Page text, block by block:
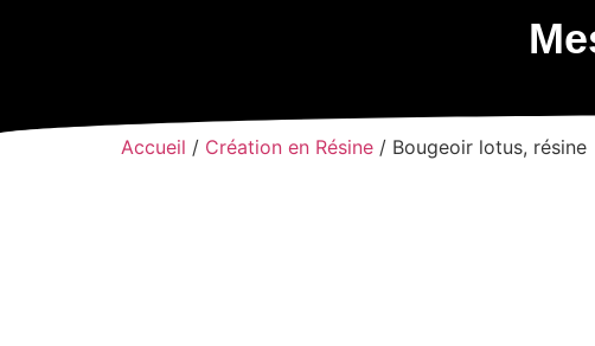
Accueil / Création en Résine / Bougeoir lotus, résine